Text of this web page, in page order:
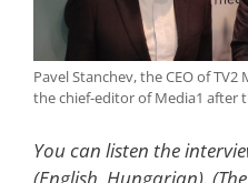
Pavel Stanchev, the CEO of
the chief-editor of Media1 after
You can listen the